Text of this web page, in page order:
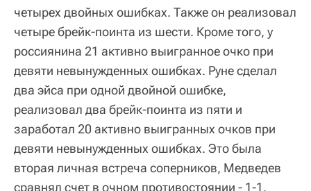
четырех двойных ошибках. Также он реализовал
четыре брейк-поинта из шести. Кроме того, у
россиянина 21 активно выигранное очко при
девяти невынужденных ошибках. Руне сделал
два эйса при одной двойной ошибке,
реализовал два брейк-поинта из пяти и
заработал 20 активно выигранных очков при
девяти невынужденных ошибках. Это была
вторая личная встреча соперников, Медведев
сравнял счет в очном противостоянии - 1-1.